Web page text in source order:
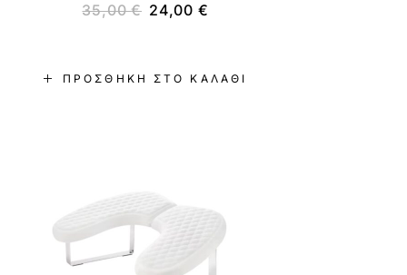
ΠΡΟΣΘΉΚΗ ΣΤΟ ΚΑΛΆΘΙ
35,00€ 24,00 €